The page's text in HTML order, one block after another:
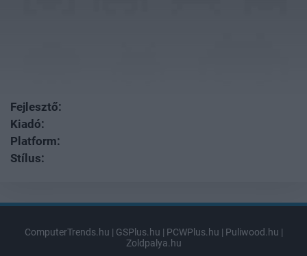
Fejlesztő:
Kiadó:
Platform:
Stílus:
ComputerTrends.hu | GSPlus.hu | PCWPlus.hu | Puliwood.hu |
Zoldpalya.hu